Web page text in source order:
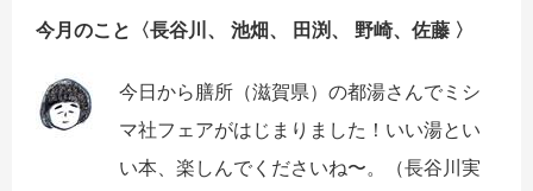
今月のこと〈長谷川、 池畑、 田渕、 野崎、佐藤 〉
今日から膳所（滋賀県） の都湯さんでミシ
マ社フェアがはじまりました！いい湯とい
い本、 楽しんでくださいね〜。
（長谷川実